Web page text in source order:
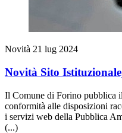
Novità 21 lug 2024
Novità Sito
Il Comune di Forino pubblica
conformità alle disposizioni
i servizi web della Pubblica
(...)